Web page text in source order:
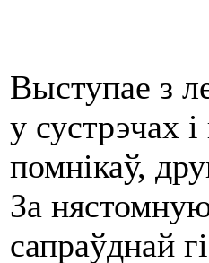
Выступае з
у сустрэчах
помнікаў,
За
сапраўднай